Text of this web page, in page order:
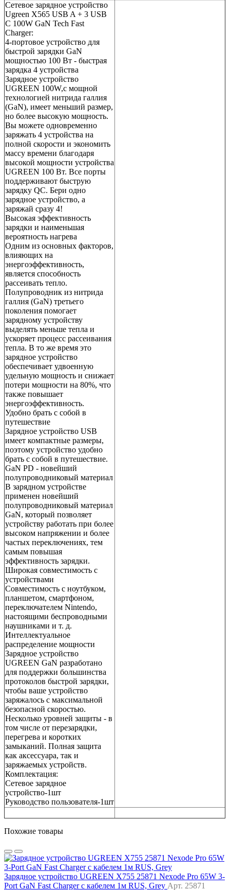
Сетевое зарядное устройство
Ugreen X565 USB A + 3 USB
C 100W GaN Tech Fast
Charger:
4-портовое устройство для
быстрой зарядки GaN
мощностью 100 Вт - быстрая
зарядка 4 устройства
Зарядное устройство
UGREEN 100W,с мощной
технологией нитрида галлия
(GaN), имеет меньший размер,
но более высокую мощность.
Вы можете одновременно
заряжать 4 устройства на
полной скорости и экономить
массу времени благодаря
высокой мощности устройства
UGREEN 100 Вт. Все порты
поддерживают быструю
зарядку QC. Бери одно
зарядное устройство, а
заряжай сразу 4!
Высокая эффективность
зарядки и наименьшая
вероятность нагрева
Одним из основных факторов,
влияющих на
энергоэффективность,
является способность
рассеивать тепло.
Полупроводник из нитрида
галлия (GaN) третьего
поколения помогает
зарядному устройству
выделять меньше тепла и
ускоряет процесс рассеивания
тепла. В то же время это
зарядное устройство
обеспечивает удвоенную
удельную мощность и снижает
потери мощности на 80%, что
также повышает
энергоэффективность.
Удобно брать с собой в
путешествие
Зарядное устройство USB
имеет компактные размеры,
поэтому устройство удобно
брать с собой в путешествие.
GaN PD - новейший
полупроводниковый материал
В зарядном устройстве
применен новейший
полупроводниковый материал
GaN, который позволяет
устройству работать при более
высоком напряжении и более
частых переключениях, тем
самым повышая
эффективность зарядки.
Широкая совместимость с
устройствами
Совместимость с ноутбуком,
планшетом, смартфоном,
переключателем Nintendo,
настоящими беспроводными
наушниками и т. д.
Интеллектуальное
распределение мощности
Зарядное устройство
UGREEN GaN разработано
для поддержки большинства
протоколов быстрой зарядки,
чтобы ваше устройство
заряжалось с максимальной
безопасной скоростью.
Несколько уровней защиты - в
том числе от перезарядки,
перегрева и коротких
замыканий. Полная защита
как аксессуара, так и
заряжаемых устройств.
Комплектация:
Сетевое зарядное
устройство-1шт
Руководство пользователя-1шт
Похожие товары
Зарядное устройство UGREEN X755 25871 Nexode Pro 65W 3-
Port GaN Fast Charger с кабелем 1м RUS, Grey Арт. 25871